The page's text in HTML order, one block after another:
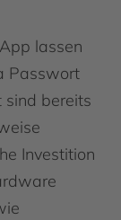
lassen
Passwort
sind bereits
Investition